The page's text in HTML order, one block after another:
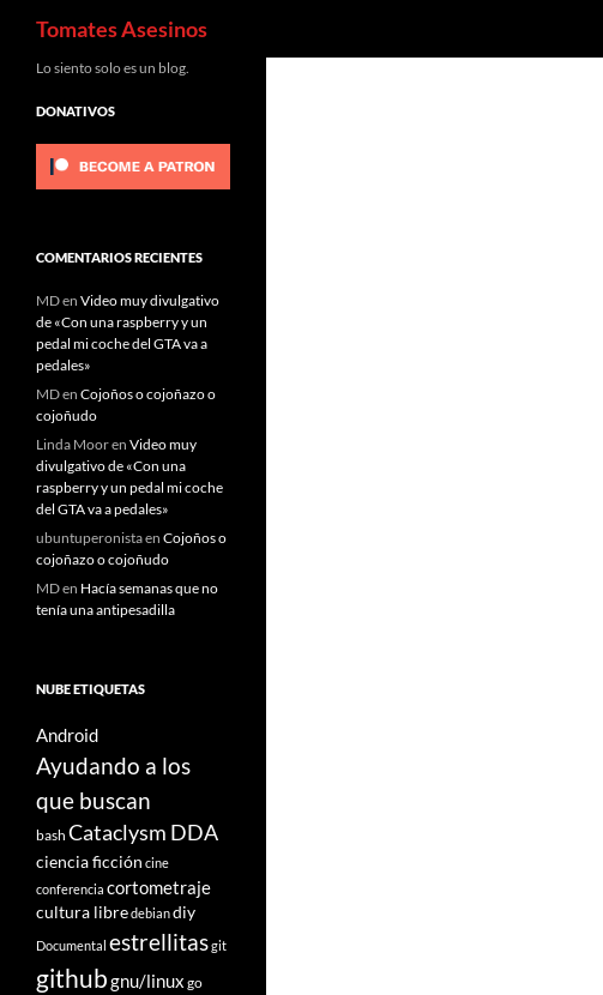
Saltar
Tomates Asesinos
Lo siento solo es un blog.
DONATIVOS
COMENTARIOS RECIENTES
MDen Video muy divulgativo
de «Con una raspberry y un
pedal mi coche del GTA va a
pedales»
MDen Cojoños o cojoñazo o
cojoñudo
Linda Mooren Video muy
divulgativo de «Con una
raspberry y un pedal mi coche
del GTA va a pedales»
ubuntuperonistaen Cojoños o
cojoñazo o cojoñudo
MDen Hacía semanas que no
tenía una antipesadilla
NUBE ETIQUETAS
Android
Ayudando a los
que buscan
bash Cataclysm DDA
ciencia ficción cine
conferencia cortometraje
cultura libredebiandiy
Documental estrellitasgit
githubgnu/linux go